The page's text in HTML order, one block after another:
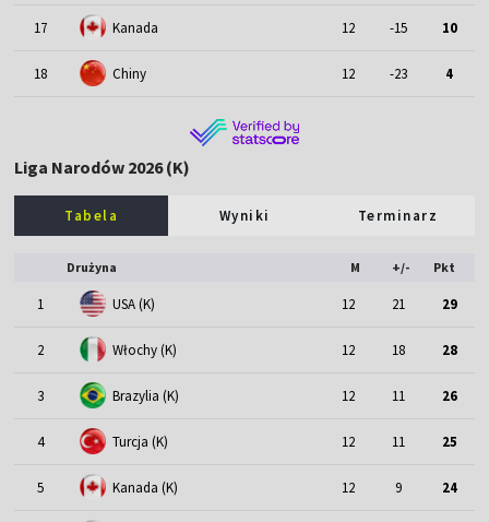
17 Kanada 12 -15 10
18 Chiny 12 -23 4
Liga Narodów 2026 (K)
Tabela Wyniki Terminarz
Drużyna M +/- Pkt
1 USA (K) 12 21 29
2 Włochy (K) 12 18 28
3 Brazylia (K) 12 11 26
4 Turcja (K) 12 11 25
5 Kanada (K) 12 9 24